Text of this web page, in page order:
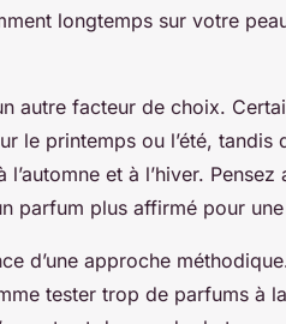
longtemps sur votre
autre facteur de choix.
le printemps ou l’été, tandis
et à l’hiver. Pensez
parfum plus affirmé pour
d’une approche
tester trop de parfums à